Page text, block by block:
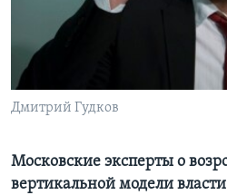
Learning English
СОЦИАЛЬНЫЕ СЕТИ
Языки
Дмитрий Гудков
Московские эксперты о
вертикальной модели власти